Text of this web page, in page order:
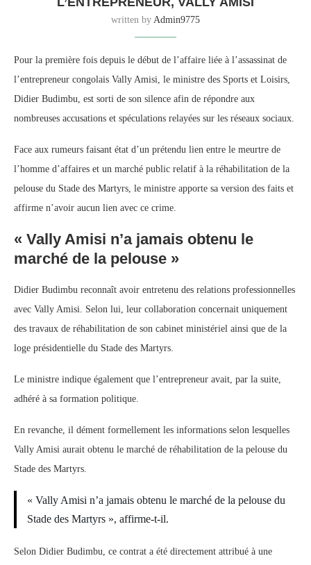
written by Admin9775
Pour la première fois depuis le début de l’affaire liée à l’assassinat de
l’entrepreneur congolais Vally Amisi, le ministre des Sports et Loisirs,
Didier Budimbu, est sorti de son silence afin de répondre aux
nombreuses accusations et spéculations relayées sur les réseaux sociaux.
Face aux rumeurs faisant état d’un prétendu lien entre le meurtre de
l’homme d’affaires et un marché public relatif à la réhabilitation de la
pelouse du Stade des Martyrs, le ministre apporte sa version des faits et
affirme n’avoir aucun lien avec ce crime.
« Vally Amisi n’a jamais obtenu le
marché de la pelouse »
Didier Budimbu reconnaît avoir entretenu des relations professionnelles
avec Vally Amisi. Selon lui, leur collaboration concernait uniquement
des travaux de réhabilitation de son cabinet ministériel ainsi que de la
loge présidentielle du Stade des Martyrs.
Le ministre indique également que l’entrepreneur avait, par la suite,
adhéré à sa formation politique.
En revanche, il dément formellement les informations selon lesquelles
Vally Amisi aurait obtenu le marché de réhabilitation de la pelouse du
Stade des Martyrs.
« Vally Amisi n’a jamais obtenu le marché de la pelouse du
Stade des Martyrs », affirme-t-il.
Selon Didier Budimbu, ce contrat a été directement attribué à une